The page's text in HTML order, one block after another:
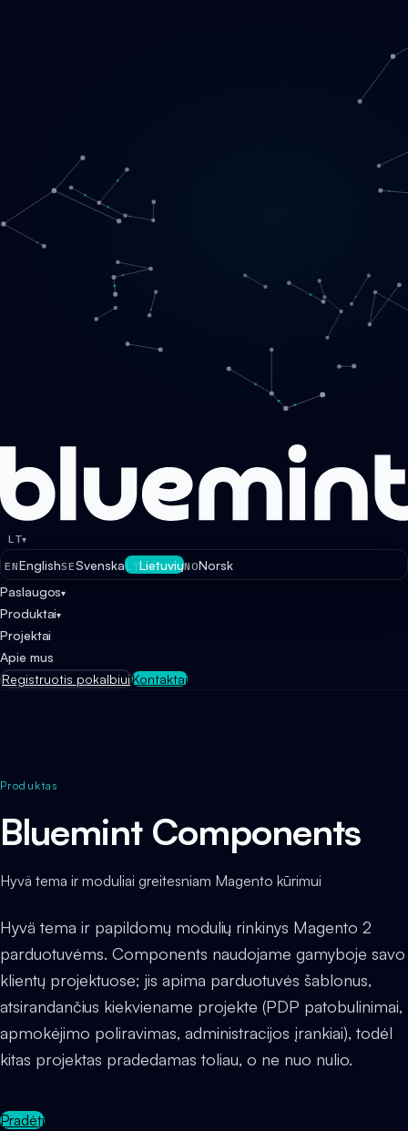
Paslaugos ▾
Produktai
LT▾
ENEnglishSESvenskaLTLietuviųNONorsk
Paslaugos▾
Produktai▾
Projektai
Apie mus
Registruotis pokalbiuiKontaktai
Produktas
Bluemint Components
Hyvä tema ir moduliai greitesniam Magento kūrimui
Hyvä tema ir papildomų modulių rinkinys Magento 2
parduotuvėms. Components naudojame gamyboje savo
klientų projektuose; jis apima parduotuvės šablonus,
atsirandančius kiekviename projekte (PDP patobulinimai,
apmokėjimo poliravimas, administracijos įrankiai), todėl
kitas projektas pradedamas toliau, o ne nuo nulio.
Pradėti